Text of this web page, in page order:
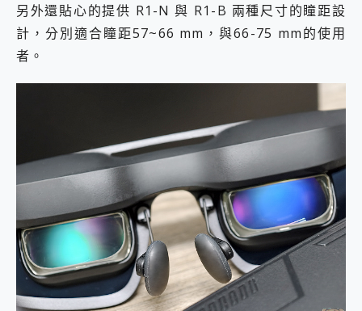
另外還貼心的提供 R1-N 與 R1-B 兩種尺寸的瞳距設
計，分別適合瞳距57~66 mm，與66-75 mm的使用
者。